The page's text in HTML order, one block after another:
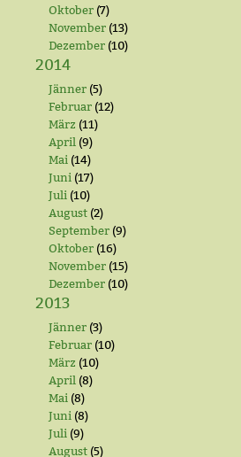
Oktober (7)
November (13)
Dezember (10)
2014
Jänner (5)
Februar (12)
März (11)
April (9)
Mai (14)
Juni (17)
Juli (10)
August (2)
September (9)
Oktober (16)
November (15)
Dezember (10)
2013
Jänner (3)
Februar (10)
März (10)
April (8)
Mai (8)
Juni (8)
Juli (9)
August (5)